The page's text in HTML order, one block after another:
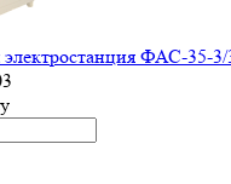
электростанция ФАС-35-